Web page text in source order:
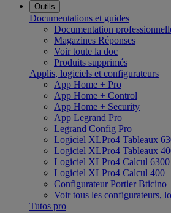
Outils
Documentations et guides
Documentation
Magazines Réponses
Voir toute la doc
Produits supprimés
Applis, logiciels et configurateurs
App Home + Pro
App Home + Control
App Home + Security
App Legrand Pro
Legrand Config Pro
Logiciel XLPro4 Tableaux
Logiciel XLPro4 Tableaux
Logiciel XLPro4 Calcul 6300
Logiciel XLPro4 Calcul 400
Configurateur Portier Bticino
Voir tous les configurateurs,
Tutos pro